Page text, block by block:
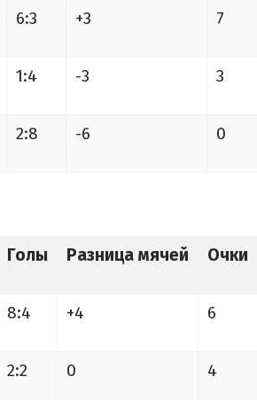
6:3 +3 7
1:4 -3 3
2:8 -6 0
Голы Разница мячей Очки
8:4 +4 6
2:2 0 4